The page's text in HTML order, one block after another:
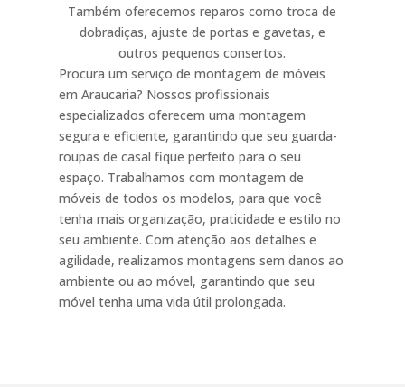
Também oferecemos reparos como troca de
dobradiças, ajuste de portas e gavetas, e
outros pequenos consertos.
Procura um serviço de montagem de móveis
em Araucaria? Nossos profissionais
especializados oferecem uma montagem
segura e eficiente, garantindo que seu guarda-
roupas de casal fique perfeito para o seu
espaço. Trabalhamos com montagem de
móveis de todos os modelos, para que você
tenha mais organização, praticidade e estilo no
seu ambiente. Com atenção aos detalhes e
agilidade, realizamos montagens sem danos ao
ambiente ou ao móvel, garantindo que seu
móvel tenha uma vida útil prolongada.